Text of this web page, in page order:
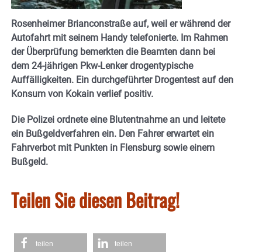
Rosenheimer Brianconstraße auf, weil er während der
Autofahrt mit seinem Handy telefonierte. Im Rahmen
der Überprüfung bemerkten die Beamten dann bei
dem 24-jährigen Pkw-Lenker drogentypische
Auffälligkeiten. Ein durchgeführter Drogentest auf den
Konsum von Kokain verlief positiv.
Die Polizei ordnete eine Blutentnahme an und leitete
ein Bußgeldverfahren ein. Den Fahrer erwartet ein
Fahrverbot mit Punkten in Flensburg sowie einem
Bußgeld.
Teilen Sie diesen Beitrag!
teilen teilen